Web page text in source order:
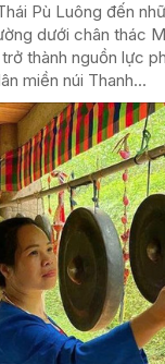
Pù Luông đến
dưới chân thác
thành nguồn lực
miền núi Thanh...